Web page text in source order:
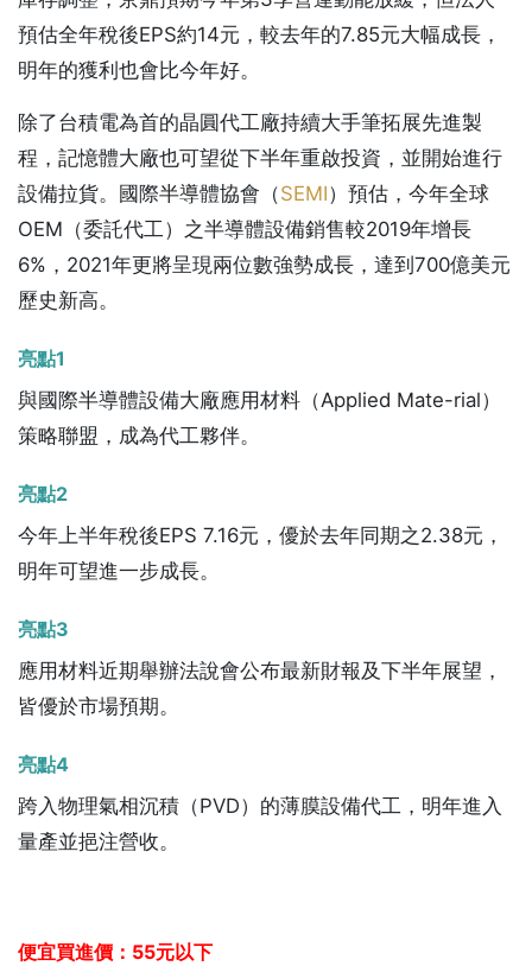
預估全年稅後EPS約14元，較去年的7.85元大幅成長，
明年的獲利也會比今年好。
除了台積電為首的晶圓代工廠持續大手筆拓展先進製
程，記憶體大廠也可望從下半年重啟投資，並開始進行
設備拉貨。國際半導體協會（SEMI）預估，今年全球
OEM（委託代工）之半導體設備銷售較2019年增長
6%，2021年更將呈現兩位數強勢成長，達到700億美元
歷史新高。
亮點1
與國際半導體設備大廠應用材料（Applied Mate-rial）
策略聯盟，成為代工夥伴。
亮點2
今年上半年稅後EPS 7.16元，優於去年同期之2.38元，
明年可望進一步成長。
亮點3
應用材料近期舉辦法說會公布最新財報及下半年展望，
皆優於市場預期。
亮點4
跨入物理氣相沉積（PVD）的薄膜設備代工，明年進入
量產並挹注營收。
便宜買進價：55元以下